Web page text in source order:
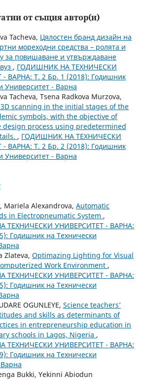
от същия автор(и)
Tacheva, Цялостен бранд дизайн на
мореходни средства – ролята и
за повишаване и утвърждаване
, ГОДИШНИК НА ТЕХНИЧЕСКИ
ВАРНА: Т. 2 Бр. 1 (2018): Годишник
Университет - Варна
Tacheva, Tsena Radkova Murzova,
scanning in the initial stages of the
symbols, with the objective of
process using predetermined
, ГОДИШНИК НА ТЕХНИЧЕСКИ
ВАРНА: Т. 2 Бр. 2 (2018): Годишник
Университет - Варна
Mariela Alexandrova, Automatic
in Electropneumatic System ,
ТЕХНИЧЕСКИ УНИВЕРСИТЕТ - ВАРНА:
Годишник на Технически
Zlateva, Optimazing Lighting for Visual
Work Environment ,
ТЕХНИЧЕСКИ УНИВЕРСИТЕТ - ВАРНА:
Годишник на Технически
OGUNLEYE, Science teachers’
and skills as determinants of
in entrepreneurship education in
schools in Lagos, Nigeria ,
ТЕХНИЧЕСКИ УНИВЕРСИТЕТ - ВАРНА:
Годишник на Технически
Bukki, Yekinni Abiodun